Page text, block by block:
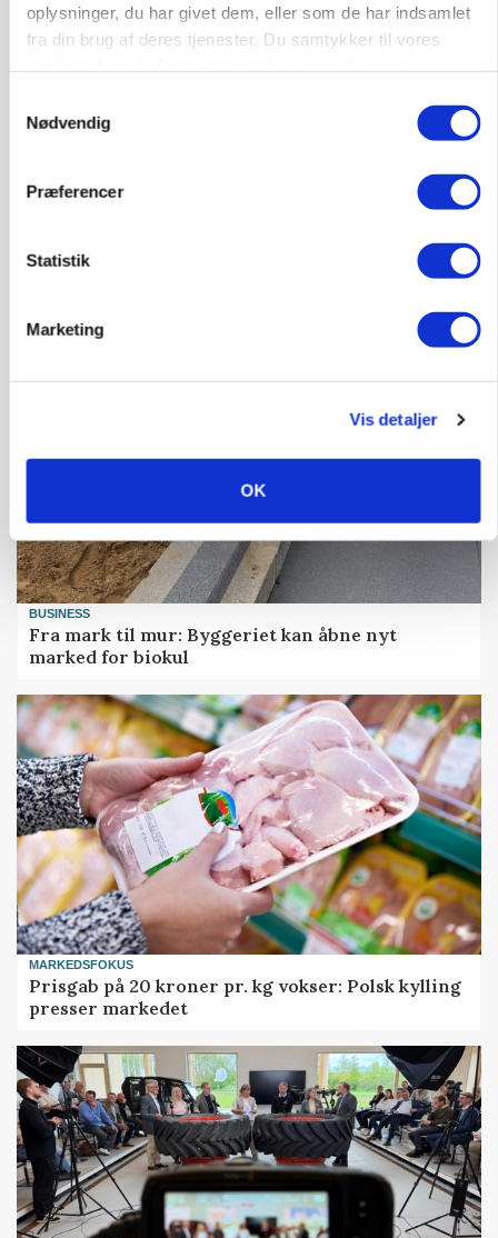
oplysninger, du har givet dem, eller som de har indsamlet
fra din brug af deres tjenester. Du samtykker til vores
Nødvendig
Præferencer
Statistik
Marketing
Vis detaljer
OK
6392, Bolderslev 03. aug.
Klimastald
9670, Løgstør 03. aug.
BUSINESS
Fra mark til mur: Byggeriet kan åbne nyt
marked for biokul
MARKEDSFOKUS
Prisgab på 20 kroner pr. kg vokser: Polsk kylling
presser markedet